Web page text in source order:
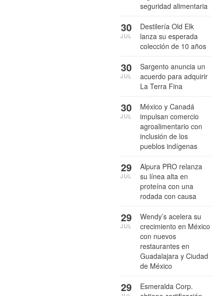
seguridad alimentaria
Destilería Old Elk
lanza su esperada
colección de 10 años
30
JUL
Sargento anuncia un
acuerdo para adquirir
La Terra Fina
30
JUL
México y Canadá
impulsan comercio
agroalimentario con
inclusión de los
pueblos indígenas
30
JUL
Alpura PRO relanza
su línea alta en
proteína con una
rodada con causa
29
JUL
Wendy’s acelera su
crecimiento en México
con nuevos
restaurantes en
Guadalajara y Ciudad
de México
29
JUL
Esmeralda Corp.
29